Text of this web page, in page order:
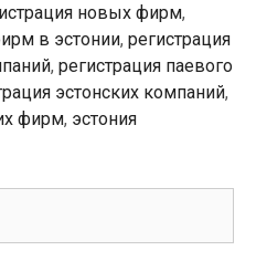
новых фирм,
в эстонии, регистрация
, регистрация паевого
эстонских компаний,
фирм, эстония